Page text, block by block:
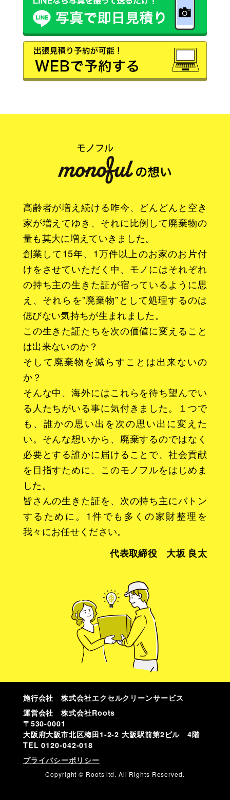
高齢者が増え続ける昨今、どんどんと空き
家が増えてゆき、それに比例して廃棄物の
量も莫大に増えていきました。
創業して15年、1万件以上のお家のお片付
けをさせていただく中、モノにはそれぞれ
の持ち主の生きた証が宿っているように思
え、それらを”廃棄物”として処理するのは
偲びない気持ちが生まれました。
この生きた証たちを次の価値に変えること
は出来ないのか？
そして廃棄物を減らすことは出来ないの
か？
そんな中、海外にはこれらを待ち望んでい
る人たちがいる事に気付きました。１つで
も、誰かの思い出を次の思い出に変えた
い。そんな想いから、廃棄するのではなく
必要とする誰かに届けることで、社会貢献
を目指すために、このモノフルをはじめま
した。
皆さんの生きた証を、次の持ち主にバトン
するために。1件でも多くの家財整理を
我々にお任せください。
代表取締役 大坂 良太
施行会社 株式会社エクセルクリーンサービス
運営会社 株式会社Roots
〒530-0001
大阪府大阪市北区梅田1-2-2 大阪駅前第2ビル 4階
TEL0120-042-018
プライバシーポリシー
Copyright © Roots ltd. All Rights Reserved.